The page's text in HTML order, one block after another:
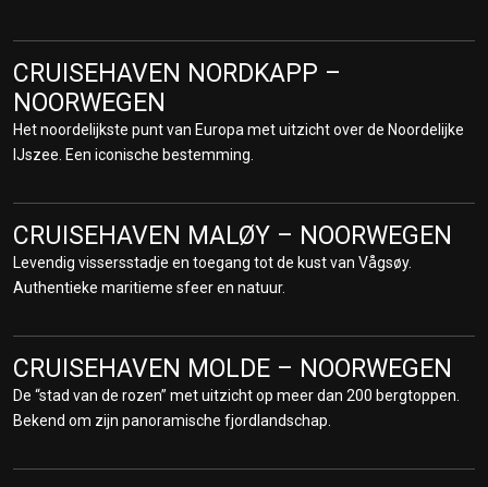
Auswandererhaus en het Scheepvaartmuseum. Een levendige
havenstad met goede verbindingen naar Bremen en Hamburg.
CRUISEHAVEN BRØNNØYSUND –
NOORWEGEN
Een charmant kustplaatsje, bekend om de Torghatten-berg met
zijn unieke gat. Perfect voor wandelen, natuur en het authentieke
Noorse dorpsleven.
CRUISEHAVEN BODØ – NOORWEGEN
De poort naar de Lofoten en beroemd om de indrukwekkende
Saltstraumen-getijdenstroming. Combineer arctische natuur met
een levendig stadscentrum.
CRUISEHAVEN BELFAST – NOORD-
CRUISEHAVEN NORDKAPP –
NOORWEGEN
Het noordelijkste punt van Europa met uitzicht over de Noordelijke
IJszee. Een iconische bestemming.
CRUISEHAVEN MALØY – NOORWEGEN
Levendig vissersstadje en toegang tot de kust van Vågsøy.
Authentieke maritieme sfeer en natuur.
CRUISEHAVEN MOLDE – NOORWEGEN
De “stad van de rozen” met uitzicht op meer dan 200 bergtoppen.
Bekend om zijn panoramische fjordlandschap.